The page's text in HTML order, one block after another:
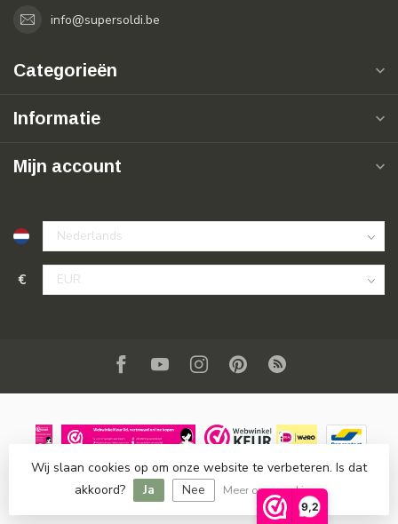
9,2
info@supersoldi.be
Categorieën
Informatie
Mijn account
€
© Copyright 2026 SuperSoldi- Powered byLightspeed-
Lightspeed design
Dyvelopment
Wij slaan cookies op om onze website te verbeteren. Is dat
akkoord?
Ja Nee Meer over cookies »